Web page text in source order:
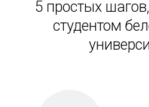
5 простых
студентом